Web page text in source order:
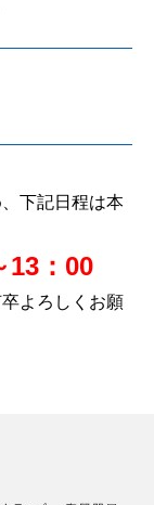
下記日程は本
：00
よろしくお願